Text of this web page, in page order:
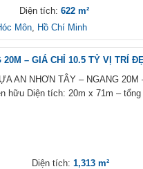
Diện tích: 622 m²
Môn, Hồ Chí Minh
20M – GIÁ CHỈ 10.5 TỶ VỊ TRÍ
AN NHƠN TÂY – NGANG
hữu Diện tích: 20m x 71m –
Diện tích: 1,313 m²